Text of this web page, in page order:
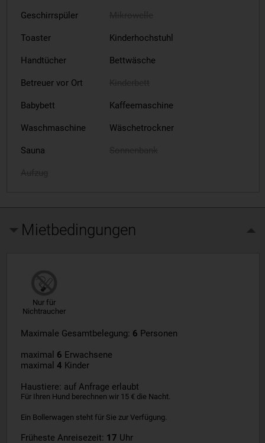
Geschirrspüler
Toaster Kinderhochstuhl
Handtücher Bettwäsche
Betreuer vor Ort
Babybett Kaffeemaschine
Waschmaschine Wäschetrockner
Sauna
Mietbedingungen
Nur für
Nichtraucher
Maximale Gesamtbelegung: 6 Personen
maximal 6 Erwachsene
maximal 4 Kinder
Haustiere: auf Anfrage erlaubt
Für Ihren Hund berechnen wir 15 € die Nacht.
Ein Bollerwagen steht für Sie zur Verfügung.
Früheste Anreisezeit: 17 Uhr